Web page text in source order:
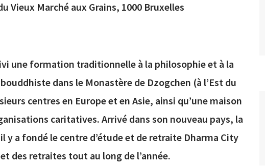
Vieux Marché aux Grains, 1000 Bruxelles
une formation traditionnelle à la philosophie et à la
dans le Monastère de Dzogchen (à l’Est du
centres en Europe et en Asie, ainsi qu’une maison
caritatives. Arrivé dans son nouveau pays, la
y a fondé le centre d’étude et de retraite Dharma City
des retraites tout au long de l’année.